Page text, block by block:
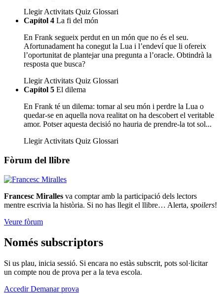
Llegir Activitats Quiz Glossari
Capítol 4 La fi del món
En Frank segueix perdut en un món que no és el seu.
Afortunadament ha conegut la Lua i l’endeví que li ofereix
l’oportunitat de plantejar una pregunta a l’oracle. Obtindrà la
resposta que busca?
Llegir Activitats Quiz Glossari
Capítol 5 El dilema
En Frank té un dilema: tornar al seu món i perdre la Lua o
quedar-se en aquella nova realitat on ha descobert el veritable
amor. Potser aquesta decisió no hauria de prendre-la tot sol...
Llegir Activitats Quiz Glossari
Fòrum del llibre
Francesc Miralles va comptar amb la participació dels lectors
mentre escrivia la història. Si no has llegit el llibre… Alerta, spoilers!
Veure fòrum
Només subscriptors
Si us plau, inicia sessió. Si encara no estàs subscrit, pots sol·licitar
un compte nou de prova per a la teva escola.
AccedirDemanar prova